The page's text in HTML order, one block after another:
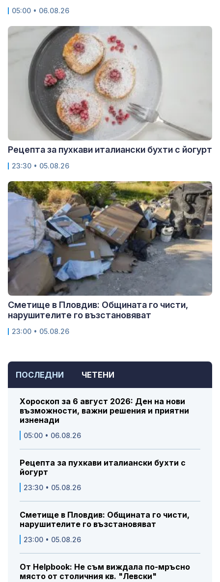
ПОСЛЕДНИ ЧЕТЕНИ
Хороскоп за 6 август 2026: Ден на нови
възможности, важни решения и приятни
изненади
05:00 • 06.08.26
Рецепта за пухкави италиански бухти с
йогурт
23:30 • 05.08.26
Сметище в Пловдив: Общината го чисти,
нарушителите го възстановяват
23:00 • 05.08.26
От Helpbook: Не съм виждала по-мръсно
място от столичния кв. "Левски"
05:00 • 06.08.26
Рецепта за пухкави италиански бухти с йогурт
23:30 • 05.08.26
Сметище в Пловдив: Общината го чисти,
нарушителите го възстановяват
23:00 • 05.08.26